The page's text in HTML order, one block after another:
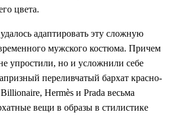
цвета.
адаптировать эту сложную
мужского костюма. Причем
упростили, но и усложнили себе
переливчатый бархат красно-
Hermès и Prada весьма
вещи в образы в стилистике